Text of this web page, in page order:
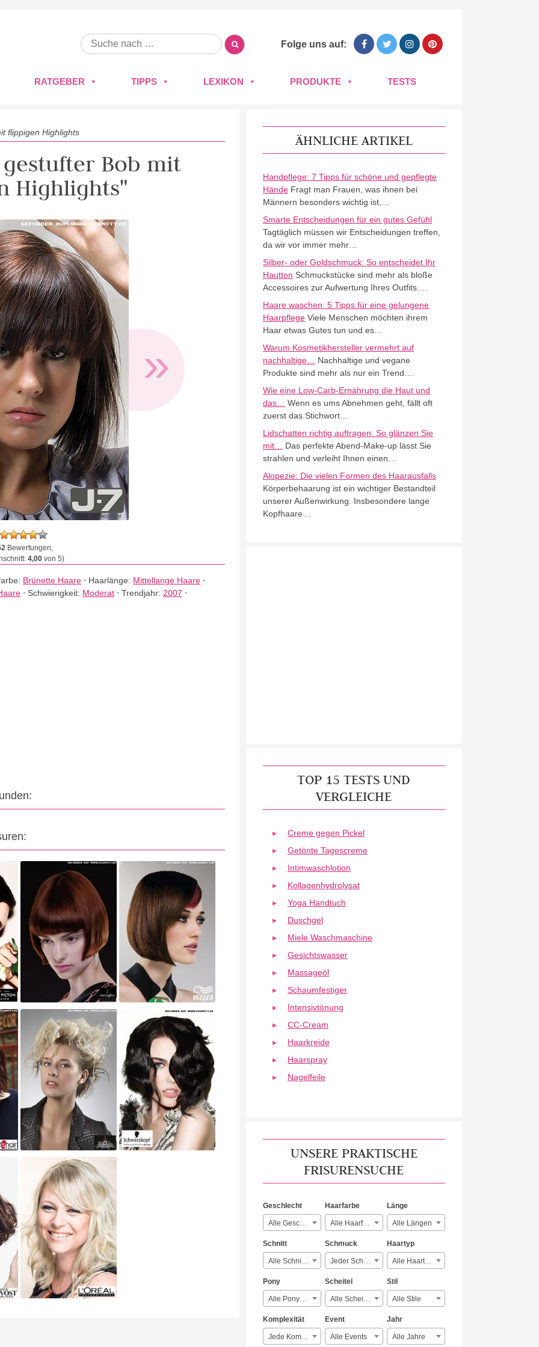
Folge uns auf:
RATGEBER TIPPS LEXIKON PRODUKTE TESTS
flippigen Highlights
Bob mit
Highlights"
»
Bewertungen,
4,00von 5)
Brünette Haare ⋅ Haarlänge: Mittellange Haare ⋅
⋅ Schwierigkeit: Moderat ⋅Trendjahr: 2007 ⋅
ÄHNLICHE ARTIKEL
Handpflege: 7 Tipps für schöne und gepflegte
HändeFragt man Frauen, was ihnen bei
Männern besonders wichtig ist,…
Smarte Entscheidungen für ein gutes Gefühl
Tagtäglich müssen wir Entscheidungen treffen,
da wir vor immer mehr…
Silber- oder Goldschmuck: So entscheidet Ihr
Hautton Schmuckstücke sind mehr als bloße
Accessoires zur Aufwertung Ihres Outfits.…
Haare waschen: 5 Tipps für eine gelungene
HaarpflegeViele Menschen möchten ihrem
Haar etwas Gutes tun und es…
Warum Kosmetikhersteller vermehrt auf
nachhaltige…
Nachhaltige und vegane
Produkte sind mehr als nur ein Trend.…
Wie eine Low-Carb-Ernährung die Haut und
das…
Wenn es ums Abnehmen geht, fällt oft
zuerst das Stichwort…
Lidschatten richtig auftragen: So glänzen Sie
mit…
Das perfekte Abend-Make-up lässt Sie
strahlen und verleiht Ihnen einen…
Alopezie: Die vielen Formen des Haarausfalls
Körperbehaarung ist ein wichtiger Bestandteil
unserer Außenwirkung. Insbesondere lange
Kopfhaare…
TOP 15 TESTS UND
VERGLEICHE
Creme gegen Pickel
Getönte Tagescreme
Intimwaschlotion
Kollagenhydrolysat
Yoga Handtuch
Duschgel
Miele Waschmaschine
Gesichtswasser
Massageöl
Schaumfestiger
Intensivtönung
CC-Cream
Haarkreide
Haarspray
Nagelfeile
UNSERE PRAKTISCHE
FRISURENSUCHE
Geschlecht
Alle Geschlechter
Haarfarbe
Alle Haarfarben
Länge
Alle Längen
Schnitt
Alle Schnitte
Schmuck
Jeder Schmuck
Haartyp
Alle Haartypen
Pony
Alle Ponyarten
Scheitel
Alle Scheitelarten
Stil
Alle Stile
Komplexität
Jede Komplexität
Event
Alle Events
Jahr
Alle Jahre